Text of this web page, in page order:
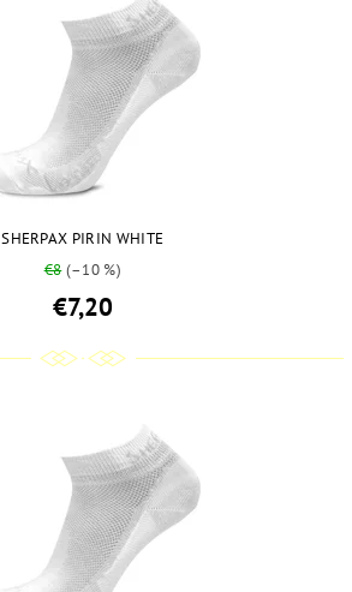
SHERPAX PIRIN WHITE
€8(–10 %)
€7,20